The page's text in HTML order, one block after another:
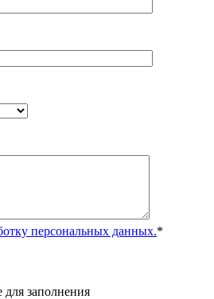
персональных данных.*
для заполнения